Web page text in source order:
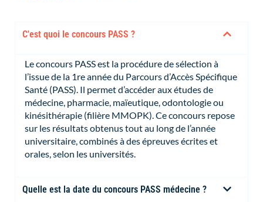
C'est quoi le concours PASS ?
Le concours PASS est la procédure de sélection à
l’issue de la 1re année du Parcours d’Accès Spécifique
Santé (PASS). Il permet d’accéder aux études de
médecine, pharmacie, maïeutique, odontologie ou
kinésithérapie (filière MMOPK). Ce concours repose
sur les résultats obtenus tout au long de l’année
universitaire, combinés à des épreuves écrites et
orales, selon les universités.
Quelle est la date du concours PASS médecine ?